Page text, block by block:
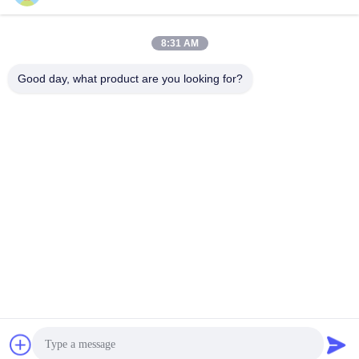
8:31 AM
Good day, what product are you looking for?